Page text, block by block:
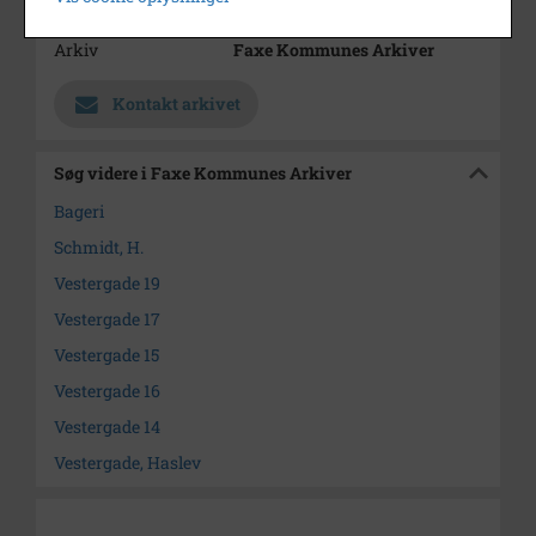
Enhed
Arkiv
Faxe Kommunes Arkiver
Kontakt arkivet
Søg videre i Faxe Kommunes Arkiver
Bageri
Schmidt, H.
Vestergade 19
Vestergade 17
Vestergade 15
Vestergade 16
Vestergade 14
Vestergade, Haslev